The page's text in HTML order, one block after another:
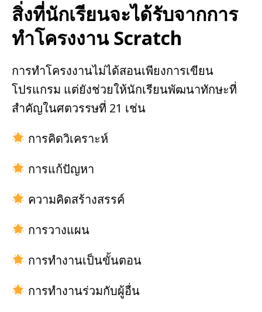
สิ่งที่นักเรียนจะได้รับจากการ
ทำโครงงาน Scratch
การทำโครงงานไม่ได้สอนเพียงการเขียน
โปรแกรม แต่ยังช่วยให้นักเรียนพัฒนาทักษะที่
สำคัญในศตวรรษที่ 21 เช่น
การคิดวิเคราะห์
การแก้ปัญหา
ความคิดสร้างสรรค์
การวางแผน
การทำงานเป็นขั้นตอน
การทำงานร่วมกับผู้อื่น